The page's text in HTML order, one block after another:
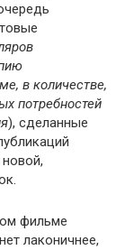
в количестве,
потребностей
), сделанные
фильме
лаконичнее,